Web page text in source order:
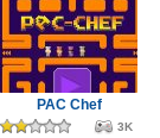
PAC Chef
3K